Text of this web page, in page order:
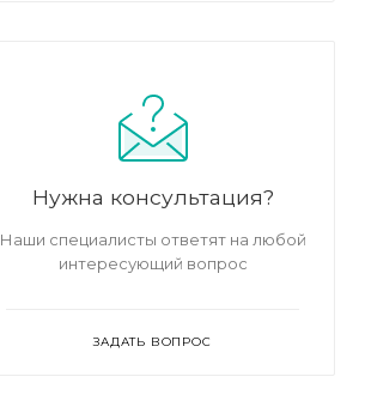
Нужна консультация?
Наши специалисты ответят на любой
интересующий вопрос
ЗАДАТЬ ВОПРОС